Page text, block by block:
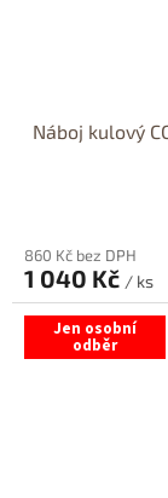
Náboj kulový
860 Kč bez DPH
1 040 Kč / ks
Jen osobní
odběr